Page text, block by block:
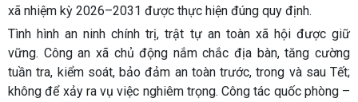
xã nhiệm kỳ 2026–2031 được thực hiện đúng quy định.
Tình hình an ninh chính trị, trật tự an toàn xã hội được giữ
vững. Công an xã chủ động nắm chắc địa bàn, tăng cường
tuần tra, kiểm soát, bảo đảm an toàn trước, trong và sau Tết;
không để xảy ra vụ việc nghiêm trọng. Công tác quốc phòng –